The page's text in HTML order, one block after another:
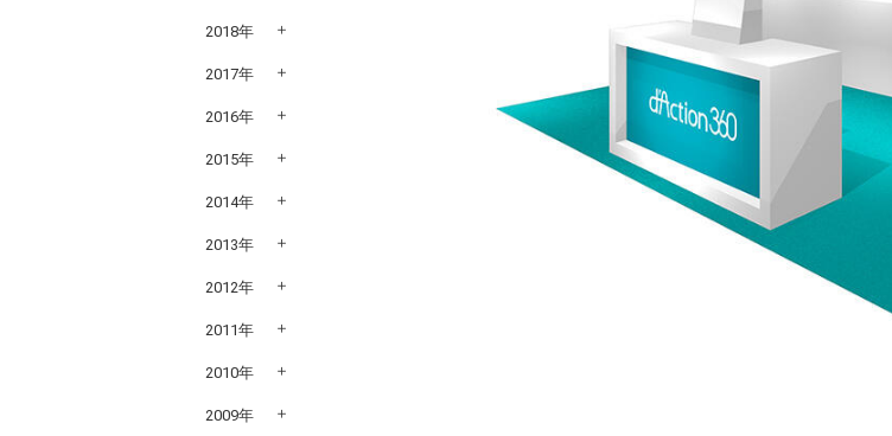
2018年
2017年
2016年
2015年
2014年
2013年
2012年
2011年
2010年
2009年